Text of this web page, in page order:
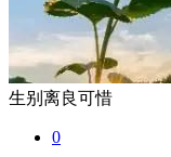
生别离良可惜
0